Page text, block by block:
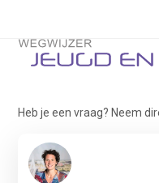
Terug naar de startpagina
Heb je een vraag? Neem